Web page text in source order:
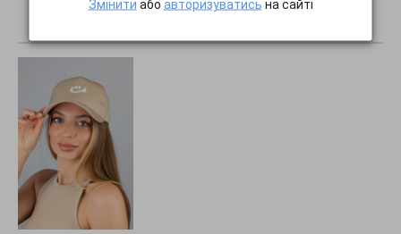
Змінити або авторизуватись на сайті